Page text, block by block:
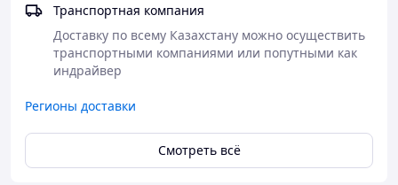
Транспортная компания
Доставку по всему Казахстану можно осуществить
транспортными компаниями или попутными как
индрайвер
Регионы доставки
Смотреть всё